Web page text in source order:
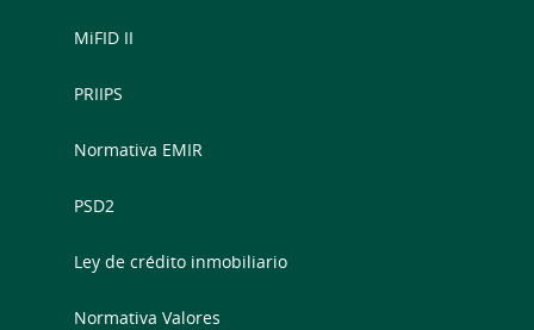
MiFID II
PRIIPS
Normativa EMIR
PSD2
Ley de crédito inmobiliario
Normativa Valores